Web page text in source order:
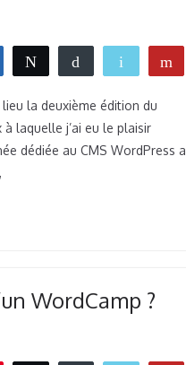
Partagez Tweetez Buffer Email
PARTAGES
la deuxième édition du
laquelle j’ai eu le plaisir
dédiée au CMS WordPress a
WordCamp ?